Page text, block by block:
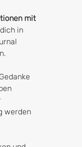
mit
in
werden